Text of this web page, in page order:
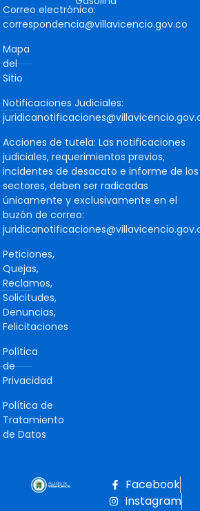
Correo electrónico:
correspondencia@villavicencio.gov.co
Mapa
del
Sitio
Notificaciones Judiciales:
Acciones de tutela: Las notificaciones
judiciales, requerimientos previos,
incidentes de desacato e informe de los
sectores, deben ser radicadas
únicamente y exclusivamente en el
buzón de correo:
Peticiones,
Quejas,
Reclamos,
Solicitudes,
Denuncias,
Felicitaciones
Política
de
Privacidad
Política de
Tratamiento
de Datos
Facebook
Instagram